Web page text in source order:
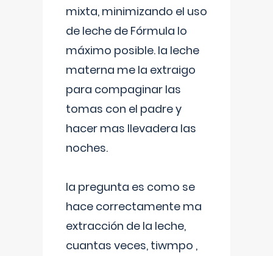
mixta, minimizando el uso
de leche de Fórmula lo
máximo posible. la leche
materna me la extraigo
para compaginar las
tomas con el padre y
hacer mas llevadera las
noches.
la pregunta es como se
hace correctamente ma
extracción de la leche,
cuantas veces, tiwmpo ,